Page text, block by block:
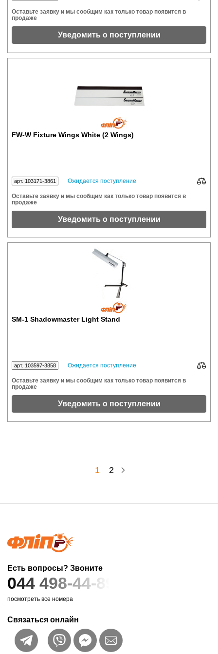
Оставьте заявку и мы сообщим как только товар появится в
продаже
Уведомить о поступлении
FW-W Fixture Wings White (2 Wings)
арт. 103171-3861 Ожидается поступление
Оставьте заявку и мы сообщим как только товар появится в
продаже
Уведомить о поступлении
SM-1 Shadowmaster Light Stand
арт. 103597-3858 Ожидается поступление
Оставьте заявку и мы сообщим как только товар появится в
продаже
Уведомить о поступлении
1 2
Есть вопросы? Звоните
044 498-44-89
посмотреть все номера
Связаться онлайн